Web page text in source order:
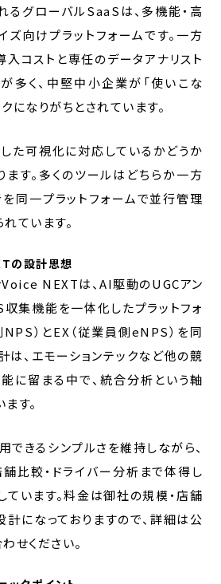
グローバルSaaSは、多機能・高
向けプラットフォームです。一方
コストと専任のデータアナリスト
多く、中堅中小企業が「使いこな
になりがちとされています。
た可視化に対応しているかどうか
ます。多くのツールはどちらか一方
を同一プラットフォームで並行管理
ています。
の設計思想
NEXTは、AI駆動のUGCアン
集機能を一体化したプラットフォ
NPS）とEX（従業員側eNPS）を同
、エモーションテックなど他の競
に留まる中で、統合分析という軸
す。
きるシンプルさを維持しながら、
舗比較・ドライバー分析まで体得し
います。料金は御社の規模・店舗
になっておりますので、詳細は公
せください。